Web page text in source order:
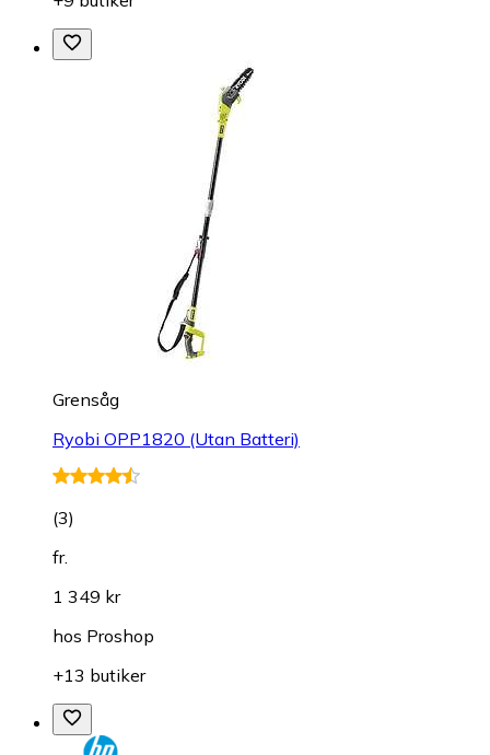
Grensåg
Ryobi OPP1820 (Utan Batteri)
(3)
fr.
1 349 kr
hos Proshop
+13 butiker